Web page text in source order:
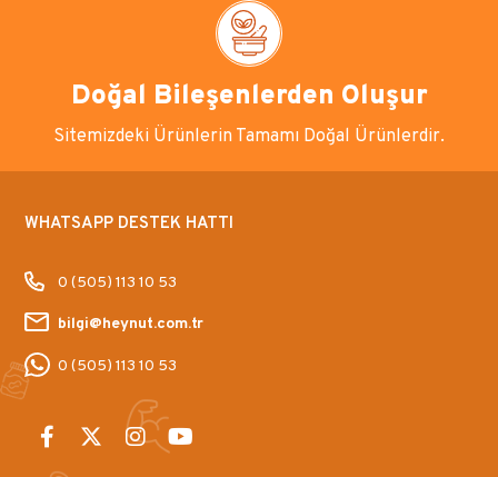
Doğal Bileşenlerden Oluşur
Sitemizdeki Ürünlerin Tamamı Doğal Ürünlerdir.
WHATSAPP DESTEK HATTI
0 (505) 113 10 53
bilgi@heynut.com.tr
0 (505) 113 10 53